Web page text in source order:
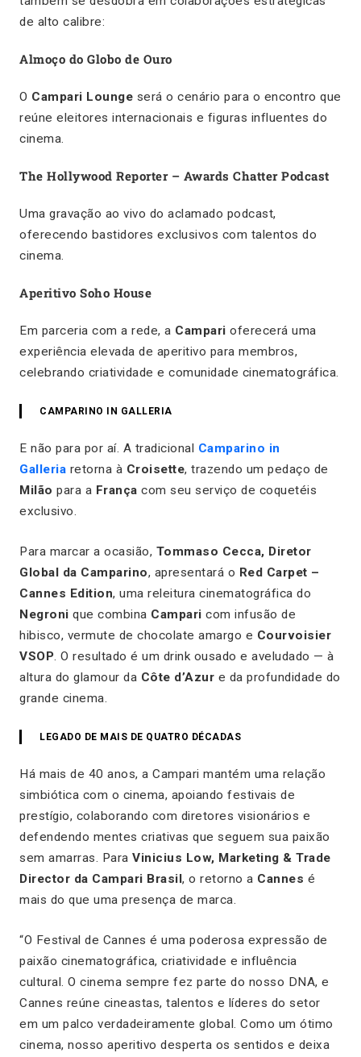
de alto calibre:
Almoço do Globo de Ouro
O Campari Lounge será o cenário para o encontro que
reúne eleitores internacionais e figuras influentes do
cinema.
The Hollywood Reporter – Awards Chatter Podcast
Uma gravação ao vivo do aclamado podcast,
oferecendo bastidores exclusivos com talentos do
cinema.
Aperitivo Soho House
Em parceria com a rede, a Campari oferecerá uma
experiência elevada de aperitivo para membros,
celebrando criatividade e comunidade cinematográfica.
CAMPARINO IN GALLERIA
E não para por aí. A tradicional Camparino in
Galleria retorna à Croisette, trazendo um pedaço de
Milão para a França com seu serviço de coquetéis
exclusivo.
Para marcar a ocasião, Tommaso Cecca, Diretor
Global da Camparino, apresentará o Red Carpet –
Cannes Edition, uma releitura cinematográfica do
Negroni que combina Campari com infusão de
hibisco, vermute de chocolate amargo e Courvoisier
VSOP. O resultado é um drink ousado e aveludado — à
altura do glamour da Côte d’Azur e da profundidade do
grande cinema.
LEGADO DE MAIS DE QUATRO DÉCADAS
Há mais de 40 anos, a Campari mantém uma relação
simbiótica com o cinema, apoiando festivais de
prestígio, colaborando com diretores visionários e
defendendo mentes criativas que seguem sua paixão
sem amarras. Para Vinicius Low, Marketing & Trade
Director da Campari Brasil, o retorno a Cannes é
mais do que uma presença de marca.
“O Festival de Cannes é uma poderosa expressão de
paixão cinematográfica, criatividade e influência
cultural. O cinema sempre fez parte do nosso DNA, e
Cannes reúne cineastas, talentos e líderes do setor
em um palco verdadeiramente global. Como um ótimo
cinema, nosso aperitivo desperta os sentidos e deixa